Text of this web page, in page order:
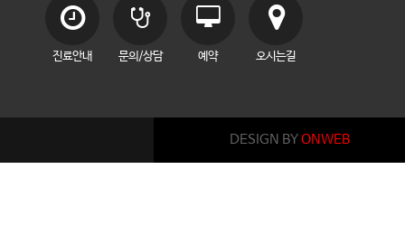
진료안내 문의/상담 예약 오시는길
DESIGN BYONWEB